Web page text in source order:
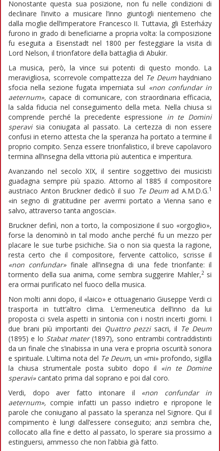
Nonostante questa sua posizione, non fu nelle condizioni di
declinare l’invito a musicare l’inno giuntogli nientemeno che
dalla moglie dell’imperatore Francesco II. Tuttavia, gli Esterházy
furono in grado di beneficiarne a propria volta: la composizione
fu eseguita a Eisenstadt nel 1800 per festeggiare la visita di
Lord Nelson, il trionfatore della battaglia di Abukir.
La musica, però, la vince sui potenti di questo mondo. La
meravigliosa, scorrevole compattezza del Te Deumhaydniano
sfocia nella sezione fugata imperniata sul «non confundar in
aeternum», capace di comunicare, con straordinaria efficacia,
la salda fiducia nel conseguimento della meta. Nella chiusa si
comprende perché la precedente espressione in te Domini
speravisia coniugata al passato. La certezza di non essere
confusi in eterno attesta che la speranza ha portato a termine il
proprio compito. Senza essere trionfalistico, il breve capolavoro
termina all’insegna della vittoria più autentica e imperitura.
Avanzando nel secolo XIX, il sentire soggettivo dei musicisti
guadagna sempre più spazio. Attorno al 1885 il compositore
austriaco Anton Bruckner dedicò il suo Te Deumad A.M.D.G.1
«in segno di gratitudine per avermi portato a Vienna sano e
salvo, attraverso tanta angoscia».
Bruckner definì, non a torto, la composizione il suo «orgoglio»,
forse la denominò in tal modo anche perché fu un mezzo per
placare le sue turbe psichiche. Sia o non sia questa la ragione,
resta certo che il compositore, fervente cattolico, scrisse il
«non confundar»finale all’insegna di una fede trionfante: il
tormento della sua anima, come sembra suggerire Mahler,2si
era ormai purificato nel fuoco della musica.
Non molti anni dopo, il «laico» e ottuagenario Giuseppe Verdi ci
trasporta in tutt’altro clima. L’ermeneutica dell’inno da lui
proposta ci svela aspetti in sintonia con i nostri incerti giorni. I
due brani più importanti dei Quattro pezzi sacri, il Te Deum
(1895) e lo Stabat mater(1897), sono entrambi contraddistinti
da un finale che s’inabissa in una vera e propria oscurità sonora
e spirituale. L’ultima nota del Te Deum, un «mi» profondo, sigilla
la chiusa strumentale posta subito dopo il «in te Domine
speravi»cantato prima dal soprano e poi dal coro.
Verdi, dopo aver fatto intonare il «non confundar in
aeternum», compie infatti un passo indietro e ripropone le
parole che coniugano al passato la speranza nel Signore. Qui il
compimento è lungi dall’essere conseguito; anzi sembra che,
collocato alla fine e detto al passato, lo sperare sia prossimo a
estinguersi, ammesso che non l’abbia già fatto.